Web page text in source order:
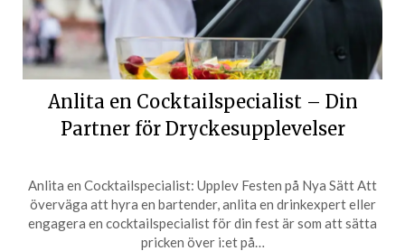
Anlita en Cocktailspecialist – Din
Partner för Dryckesupplevelser
Anlita en Cocktailspecialist: Upplev Festen på Nya Sätt Att
överväga att hyra en bartender, anlita en drinkexpert eller
engagera en cocktailspecialist för din fest är som att sätta
pricken över i:et på…